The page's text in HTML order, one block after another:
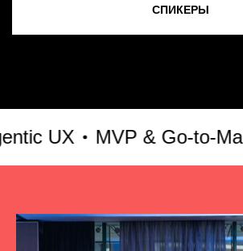
UX MVP & Go-to-Market